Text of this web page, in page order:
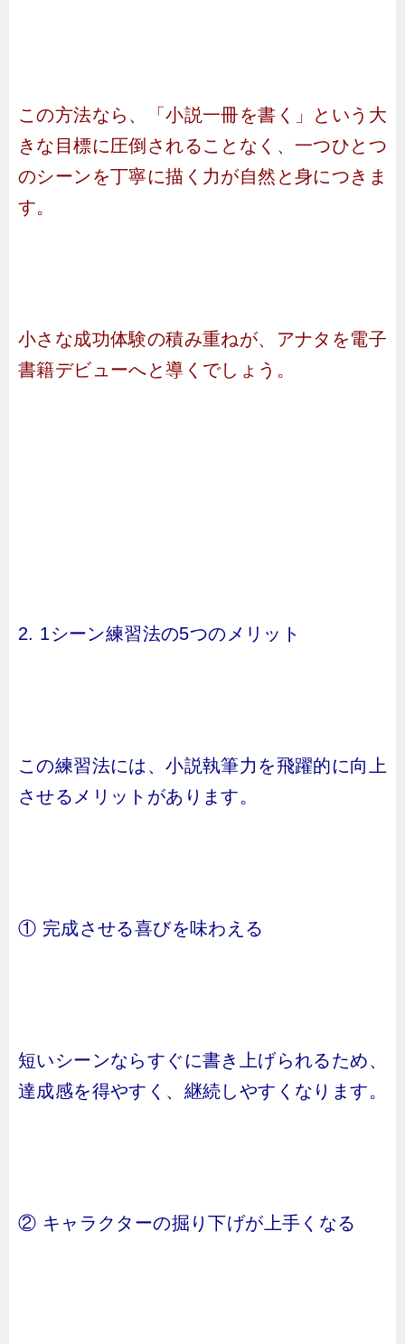
この方法なら、「小説一冊を書く」という大
きな目標に圧倒されることなく、一つひとつ
のシーンを丁寧に描く力が自然と身につきま
す。
小さな成功体験の積み重ねが、アナタを電子
書籍デビューへと導くでしょう。
2. 1シーン練習法の5つのメリット
この練習法には、小説執筆力を飛躍的に向上
させるメリットがあります。
① 完成させる喜びを味わえる
短いシーンならすぐに書き上げられるため、
達成感を得やすく、継続しやすくなります。
② キャラクターの掘り下げが上手くなる